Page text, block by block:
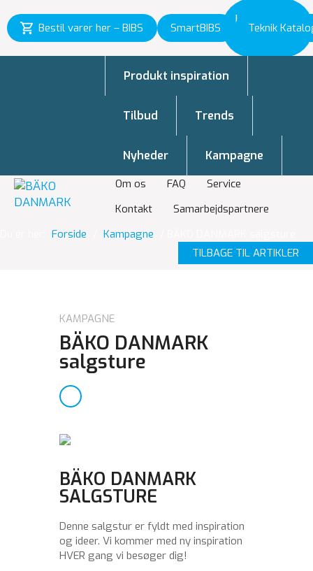
Bestil varer her – BIBS SmartBIBS Teknik
Inspiration
til vækst
Om os FAQ
Service
Kontakt
Samarbejdspartnere
Produkt inspiration
Tilbud Trends
Nyheder Kampagne
Forside Kampagne
TILBAGE TIL ARTIKLER
KAMPAGNE
BÄKO DANMARK
salgsture
BÄKO DANMARK
SALGSTURE
Denne salgstur er fyldt med inspiration
og ideer. Vi kommer med ny inspiration
HVER gang vi besøger dig!